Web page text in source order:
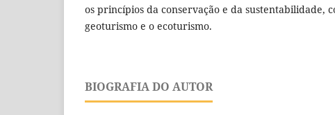
os princípios da conservação e da sustentabilidade,
geoturismo e o ecoturismo.
BIOGRAFIA DO AUTOR